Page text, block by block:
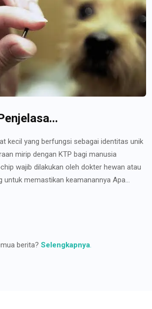
kecil yang berfungsi sebagai identitas unik
mirip dengan KTP bagi manusia
wajib dilakukan oleh dokter hewan atau
memastikan keamanannya Apa...
berita? Selengkapnya